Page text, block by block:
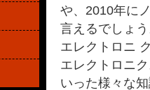
や、2010年に
言えるでしょ
エレクトロニ
エレクトロニ
いった様々な